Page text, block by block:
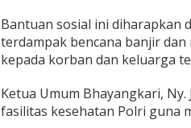
a
k
a
T
r
Bantuan sosial ini diharapkan
terdampak bencana banjir
kepada korban dan keluarga
Ketua Umum Bhayangkari,
fasilitas kesehatan Polri guna